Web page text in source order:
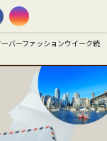
バーファッションウイーク続